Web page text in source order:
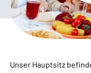
Presse
Inhalte in
Leichte Sprache
Unser Hauptsitz